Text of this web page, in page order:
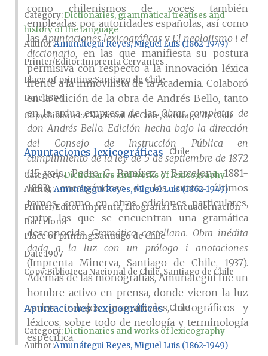
como chilenismos de voces también
empleadas por autoridades españolas, así como
lasApuntaciones lexicográficas yEl neolojismo i el
diccionario, en las que manifiesta su postura
permisiva con respecto a la innovación léxica
frente a la inmovilista de la Academia. Colaboró
en la edición de la obra de Andrés Bello, tanto
en la ardua empresa de las Obras completas de
don Andrés Bello. Edición hecha bajo la dirección
del Consejo de Instrucción Pública en
cumplimiento de la ley de 5 de septiembre de 1872
(15 vols., Pedro G. Ramírez y Barcelona, 1881-
1893), encargándose de los cuatro últimos
tomos, como en otras ediciones particulares,
entre las que se encuentran una gramática
desconocida,Gramática castellana. Obra inédita
dada a la luz con un prólogo i anotaciones
(Imprenta Minerva, Santiago de Chile, 1937).
Además de las monografías, Amunátegui fue un
hombre activo en prensa, donde vieron la luz
varios trabajos gramaticales, ortográficos y
léxicos, sobre todo de neología y terminología
específica.
Category:Dictionaries, grammatical treatises and
history of the language
AuthorAmunátegui Reyes, Miguel Luis (1862-1949)
Printer/Editor Imprenta Cervantes
Place of printingSantiago de Chile
Date1894
CopyBiblioteca Nacional de Chile, Santiago de Chile
Apuntaciones lexicográficas Chile
Category:Dictionaries and works of lexicography
Author Amunátegui Reyes, Miguel Luis (1862-1949)
Printer/EditorImprenta, Litografía i Encuadernación
Barcelona
Place of printingSantiago de Chile
Date1907
CopyBiblioteca Nacional de Chile, Santiago de Chile
Apuntaciones lexicográficas Chile
Category:Dictionaries and works of lexicography
Author Amunátegui Reyes, Miguel Luis (1862-1949)